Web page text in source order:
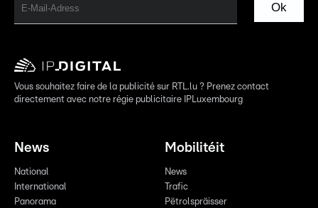
Ok
Vous souhaitez faire de la publicité sur RTL.lu ? Prenez contact
directement avec notre régie publicitaire IPLuxembourg
News
National
International
Panorama
Mobilitéit
News
Trafic
Pëtrolspräisser